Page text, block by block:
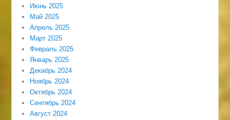
Июнь 2025
Май 2025
Апрель 2025
Март 2025
Февраль 2025
Январь 2025
Декабрь 2024
Ноябрь 2024
Октябрь 2024
Сентябрь 2024
Август 2024